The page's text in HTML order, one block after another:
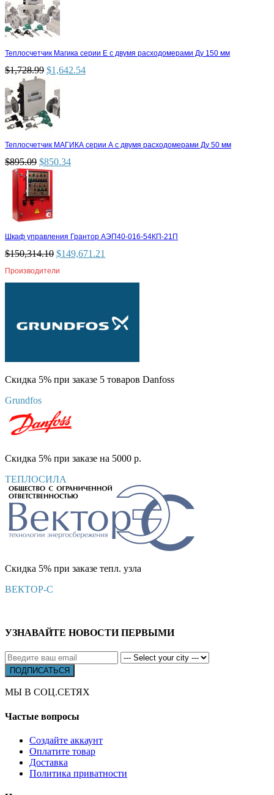
Теплосчетчик Магика серии Е с двумя расходомерами Ду 150 мм
$1,728.99 $1,642.54
Теплосчетчик МАГИКА серии А с двумя расходомерами Ду 50 мм
$895.09 $850.34
Шкаф управления Грантор АЭП40-016-54КП-21П
$150,314.10 $149,671.21
Производители
Скидка 5% при заказе 5 товаров Danfoss
Grundfos
Скидка 5% при заказе на 5000 р.
ТЕПЛОСИЛА
Скидка 5% при заказе тепл. узла
ВЕКТОР-С
УЗНАВАЙТЕ НОВОСТИ ПЕРВЫМИ
МЫ В СОЦ.СЕТЯХ
Частые вопросы
Создайте аккаунт
Оплатите товар
Доставка
Политика приватности